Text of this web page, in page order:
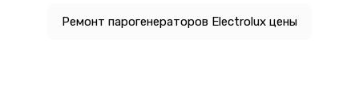
Ремонт парогенераторов Electrolux цены